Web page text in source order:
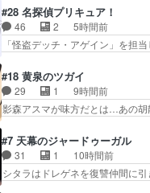
ときはキスでおねだりする」…
馴れ初めを見れて良かった… 第
視聴しました。視聴…
の男の登場によって、山田の
んの相方登場回、良い回だっ
ｄアニメストアで視聴しまし
しか食べられない貧乏サーカ
ます！瑞佳の正体が明かされ…
じゃがいも尽くしの『ひま… オ
体をブリキにできる超技…
#28 名探偵プリキュア！
46 2
5時間前
「怪盗デッチ・アゲイン」を
レールもその先に真実がある
ュのシュシュタンマシュマロ
チ・アゲイン,イケボや...・ゴ
ルキュアウォッチは母親（あ
でっち上げ!?果たして… 本当、
し面白いんだけどそ… 依頼者を
ない予告状で先入…
#18 黄泉のツガイ
29 1
9時間前
影森アスマが味方だとは…あ
りアスマ(石田彰キャラ)は裏切
むの我慢していてよかっただ
えるツガイツガイよりも腹黒
損してる」って言うけど、声
#7 天幕のジャードゥーガル
31 1
10時間前
シタラはドレゲネを復讐仲間